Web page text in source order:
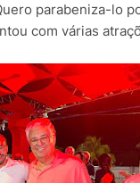
parabeniza-lo
com várias